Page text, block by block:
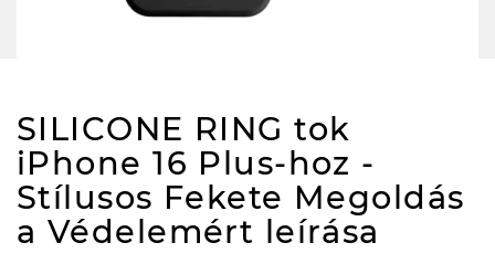
SILICONE RING tok
iPhone 16 Plus-hoz -
Stílusos Fekete Megoldás
a Védelemért leírása